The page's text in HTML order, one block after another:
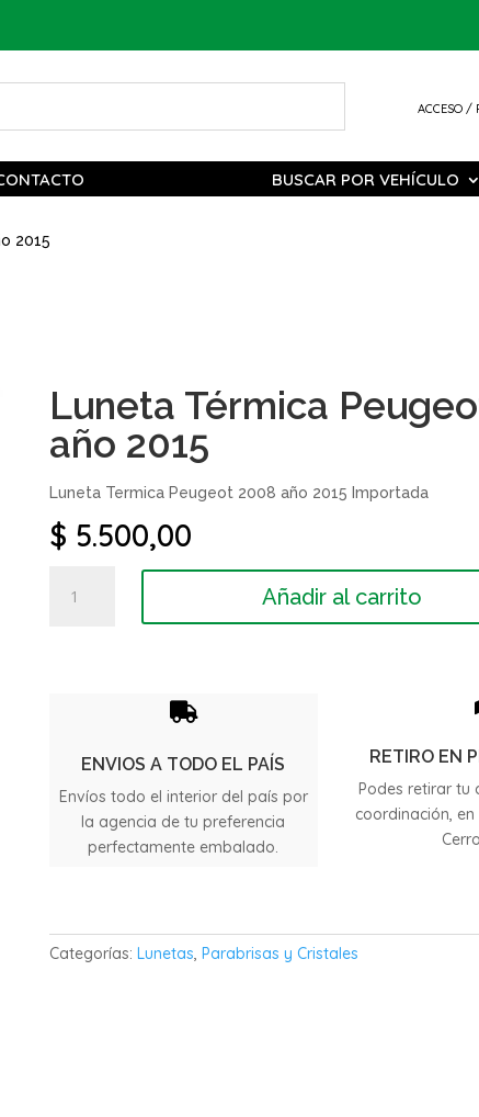
ACCESO /
BUSCAR POR VEHÍCULO
2015
Luneta Térmica
año 2015
Luneta Termica Peugeot 2008 año 2015 Importada
$ 5.500,00
Térmica
Añadir al carrito

ENVIOS A TODO EL PAÍS
Envíos todo el interior del país por
la agencia de tu preferencia
perfectamente embalado.
RETIRO EN
Podes retirar tu
coordinación, en
Categorías:Lunetas,Parabrisas y Cristales